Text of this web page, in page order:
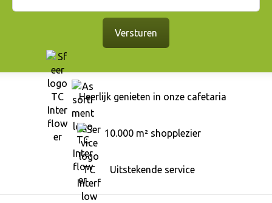
Heerlijk genieten in onze cafetaria
10.000 m² shopplezier
Uitstekende service